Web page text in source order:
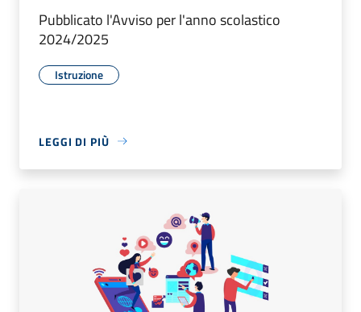
Pubblicato l'Avviso per l'anno scolastico
2024/2025
Istruzione
LEGGI DI PIÙ